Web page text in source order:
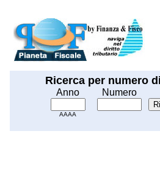
Ricerca per numero
Anno Numero
AAAA